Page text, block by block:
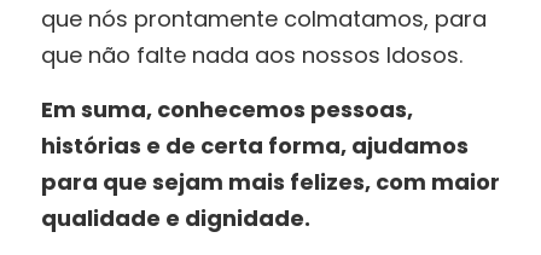
que nós prontamente colmatamos, para
que não falte nada aos nossos Idosos.
Em suma, conhecemos pessoas,
histórias e de certa forma, ajudamos
para que sejam mais felizes, com maior
qualidade e dignidade.